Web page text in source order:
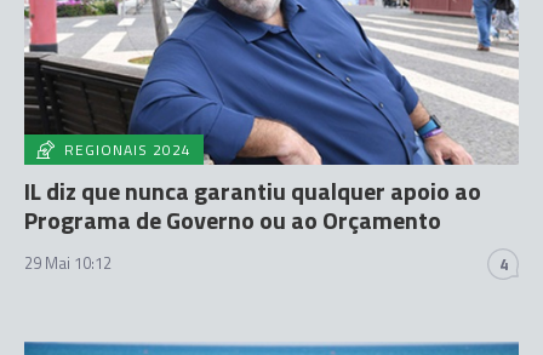
REGIONAIS 2024
IL diz que nunca garantiu qualquer apoio ao
Programa de Governo ou ao Orçamento
29 Mai 10:12 4